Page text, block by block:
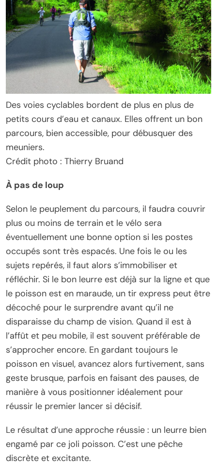
Des voies cyclables bordent de plus en plus de
petits cours d’eau et canaux. Elles offrent un bon
parcours, bien accessible, pour débusquer des
meuniers.
Crédit photo : Thierry Bruand
À pas de loup
Selon le peuplement du parcours, il faudra couvrir
plus ou moins de terrain et le vélo sera
éventuellement une bonne option si les postes
occupés sont très espacés. Une fois le ou les
sujets repérés, il faut alors s’immobiliser et
réfléchir. Si le bon leurre est déjà sur la ligne et que
le poisson est en maraude, un tir express peut être
décoché pour le surprendre avant qu’il ne
disparaisse du champ de vision. Quand il est à
l’affût et peu mobile, il est souvent préférable de
s’approcher encore. En gardant toujours le
poisson en visuel, avancez alors furtivement, sans
geste brusque, parfois en faisant des pauses, de
manière à vous positionner idéalement pour
réussir le premier lancer si décisif.
Le résultat d’une approche réussie : un leurre bien
engamé par ce joli poisson. C’est une pêche
discrète et excitante.